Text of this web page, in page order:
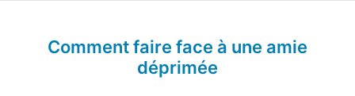
Comment faire face à une amie
déprimée